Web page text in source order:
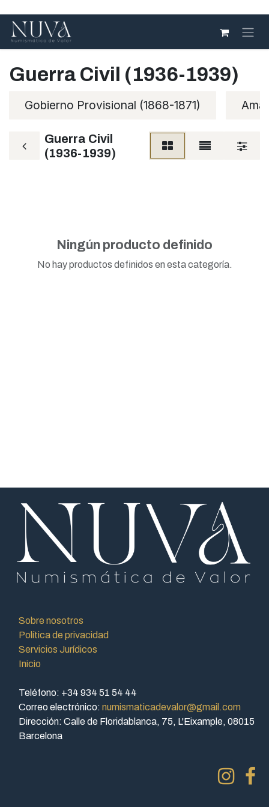
Ir al contenido
Guerra Civil (1936-1939)
Gobierno Provisional (1868-1871)
Guerra Civil
(1936-1939)
Ningún producto definido
No hay productos definidos en esta categoría.
Sobre nosotros
Política de privacidad
Servicios Jurídicos
Inicio
Teléfono: +34 934 51 54 44
Correo electrónico: numismaticadevalor@gmail.com
Dirección: Calle de Floridablanca, 75, L'Eixample, 08015
Barcelona